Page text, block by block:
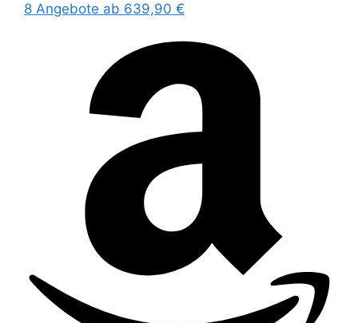
8 Angebote ab 639,90 €